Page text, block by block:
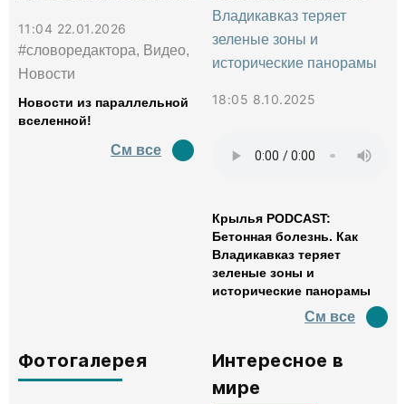
11:04 22.01.2026
#словоредактора, Видео,
Новости
Новости из параллельной
вселенной!
См все
18:05 8.10.2025
Крылья PODCAST:
Бетонная болезнь. Как
Владикавказ теряет
зеленые зоны и
исторические панорамы
См все
Фотогалерея
Интересное в
мире